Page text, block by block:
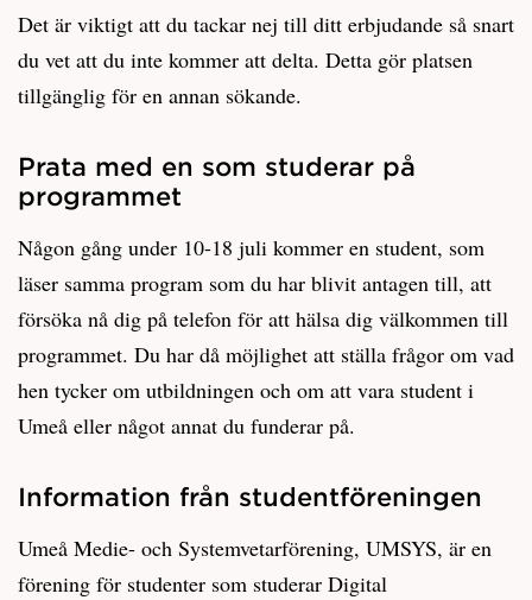
Det är viktigt att du tackar nej till ditt erbjudande så snart
du vet att du inte kommer att delta. Detta gör platsen
tillgänglig för en annan sökande.
Prata med en som studerar på
programmet
Någon gång under 10-18 juli kommer en student, som
läser samma program som du har blivit antagen till, att
försöka nå dig på telefon för att hälsa dig välkommen till
programmet. Du har då möjlighet att ställa frågor om vad
hen tycker om utbildningen och om att vara student i
Umeå eller något annat du funderar på.
Information från studentföreningen
Umeå Medie- och Systemvetarförening, UMSYS, är en
förening för studenter som studerar Digital